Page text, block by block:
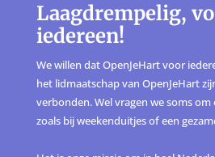
Laagdrempelig,
iedereen!
We willen dat OpenJeHart voor
het lidmaatschap van OpenJeHart
verbonden. Wel vragen we soms om
zoals bij weekenduitjes of een